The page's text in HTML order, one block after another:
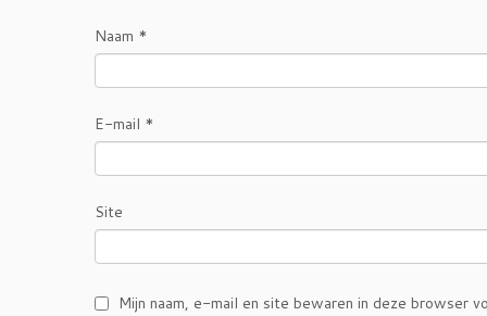
Naam *
E-mail *
Site
Mijn naam, e-mail en site bewaren in deze browser